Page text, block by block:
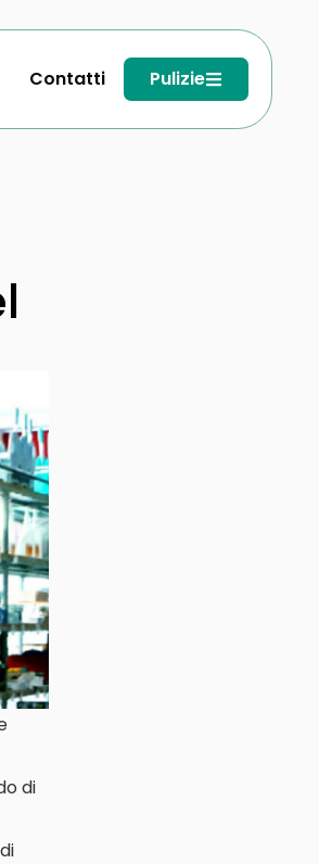
Contatti Pulizie
di